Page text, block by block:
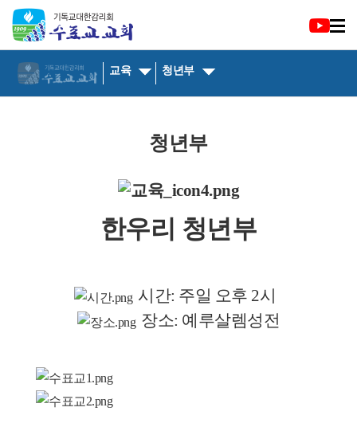
교육 청년부
청년부
한우리 청년부
시간: 주일 오후 2시
장소: 예루살렘성전